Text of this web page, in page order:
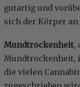
gutartig und
sich der Körper an
Mundtrockenheit,
Mundtrockenheit,
die vielen